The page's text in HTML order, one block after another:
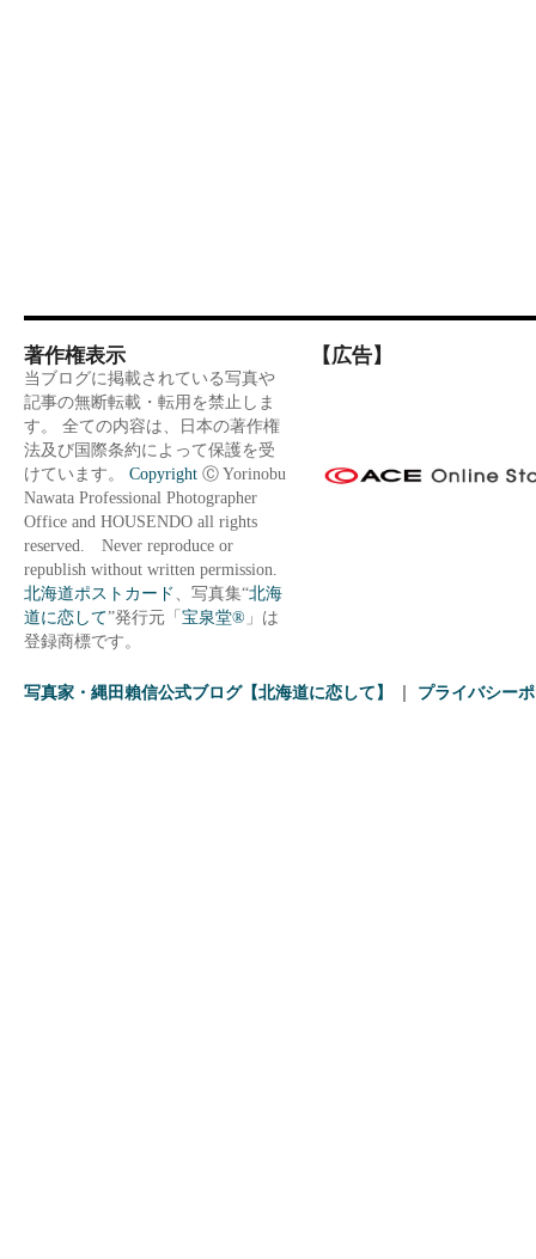
著作権表示
当ブログに掲載されている写真や
記事の無断転載・転用を禁止しま
す。 全ての内容は、日本の著作権
法及び国際条約によって保護を受
けています。 Copyright Ⓒ Yorinobu
Nawata Professional Photographer
Office and HOUSENDO all rights
reserved. Never reproduce or
republish without written permission.
北海道ポストカード
、写真集“北海
道に恋して”発行元「 宝泉堂® 」は
登録商標です。
【広告】
写真家・縄田賴信公式ブログ【北海道に恋して】 プライバシー